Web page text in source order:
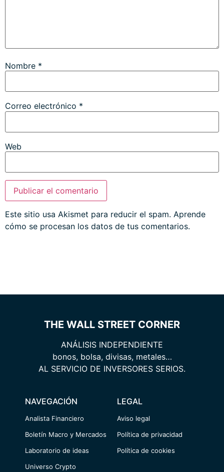
Nombre *
Correo electrónico *
Web
Este sitio usa Akismet para reducir el spam. Aprende
cómo se procesan los datos de tus comentarios.
THE WALL STREET CORNER
ANÁLISIS INDEPENDIENTE
bonos, bolsa, divisas, metales…
AL SERVICIO DE INVERSORES SERIOS.
NAVEGACIÓN
Analista Financiero
Boletín Macro y Mercados
Laboratorio de ideas
Universo Crypto
LEGAL
Aviso legal
Política de privacidad
Política de cookies